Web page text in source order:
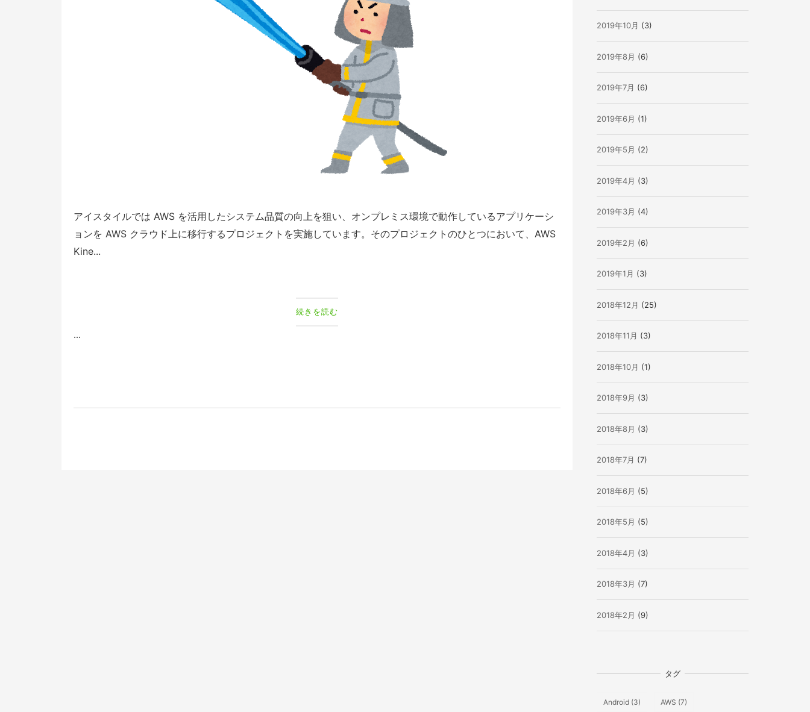
アイスタイルでは AWS を活用したシステム品質の向上を狙い、オンプレミス環境で動作しているアプリケーシ
ョンを AWS クラウド上に移行するプロジェクトを実施しています。そのプロジェクトのひとつにおいて、AWS
Kine...
続きを読む
...
2019年10月 (3)
2019年8月 (6)
2019年7月 (6)
2019年6月 (1)
2019年5月 (2)
2019年4月 (3)
2019年3月 (4)
2019年2月 (6)
2019年1月 (3)
2018年12月 (25)
2018年11月 (3)
2018年10月 (1)
2018年9月 (3)
2018年8月 (3)
2018年7月 (7)
2018年6月 (5)
2018年5月 (5)
2018年4月 (3)
2018年3月 (7)
2018年2月 (9)
タグ
Android (3) AWS (7)